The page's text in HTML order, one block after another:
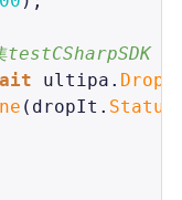
testCSharpSDK
ultipa .
( dropIt . Status